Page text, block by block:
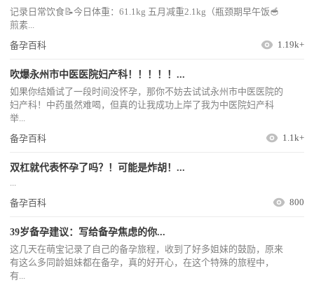
记录日常饮食📝今日体重：61.1kg 五月减重2.1kg（瓶颈期早午饭🥣
煎素...
备孕百科
1.19k+
吹爆永州市中医医院妇产科！！！！！...
如果你结婚试了一段时间没怀孕，那你不妨去试试永州市中医医院的
妇产科！中药虽然难喝，但真的让我成功上岸了我为中医院妇产科
举...
备孕百科
1.1k+
双杠就代表怀孕了吗？！可能是炸胡！...
...
备孕百科
800
39岁备孕建议：写给备孕焦虑的你...
这几天在萌宝记录了自己的备孕旅程，收到了好多姐妹的鼓励，原来
有这么多同龄姐妹都在备孕，真的好开心，在这个特殊的旅程中，
有...